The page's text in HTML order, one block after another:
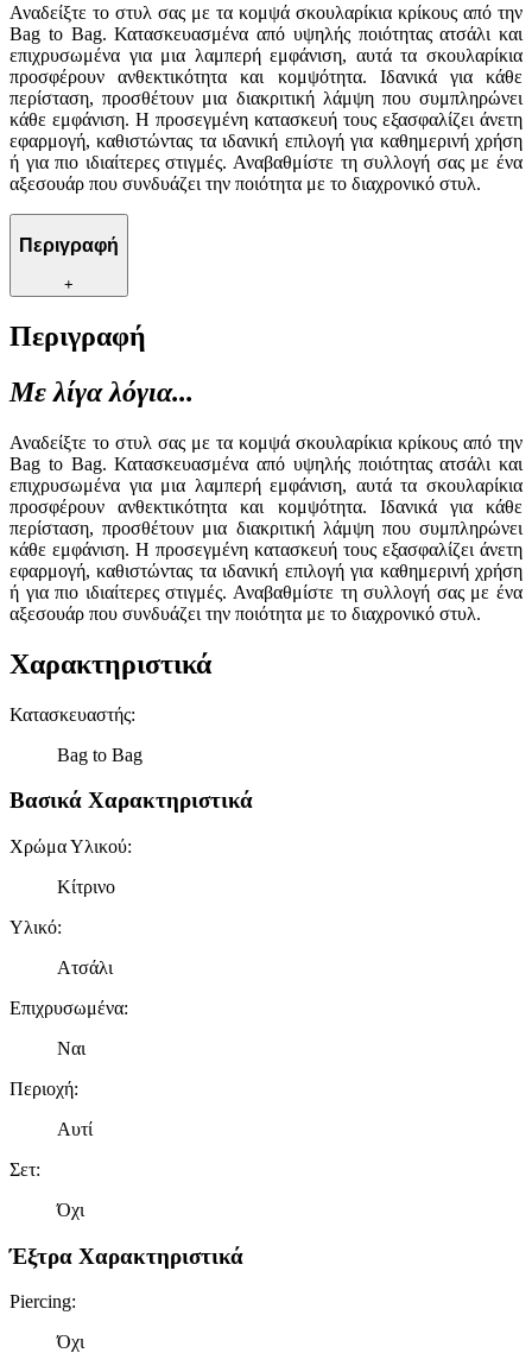
Αναδείξτε το στυλ σας με τα κομψά σκουλαρίκια κρίκους από την
Bag to Bag. Κατασκευασμένα από υψηλής ποιότητας ατσάλι και
επιχρυσωμένα για μια λαμπερή εμφάνιση, αυτά τα σκουλαρίκια
προσφέρουν ανθεκτικότητα και κομψότητα. Ιδανικά για κάθε
περίσταση, προσθέτουν μια διακριτική λάμψη που συμπληρώνει
κάθε εμφάνιση. Η προσεγμένη κατασκευή τους εξασφαλίζει άνετη
εφαρμογή, καθιστώντας τα ιδανική επιλογή για καθημερινή χρήση
ή για πιο ιδιαίτερες στιγμές. Αναβαθμίστε τη συλλογή σας με ένα
αξεσουάρ που συνδυάζει την ποιότητα με το διαχρονικό στυλ.
Περιγραφή
+
Περιγραφή
Με λίγα λόγια...
Αναδείξτε το στυλ σας με τα κομψά σκουλαρίκια κρίκους από την
Bag to Bag. Κατασκευασμένα από υψηλής ποιότητας ατσάλι και
επιχρυσωμένα για μια λαμπερή εμφάνιση, αυτά τα σκουλαρίκια
προσφέρουν ανθεκτικότητα και κομψότητα. Ιδανικά για κάθε
περίσταση, προσθέτουν μια διακριτική λάμψη που συμπληρώνει
κάθε εμφάνιση. Η προσεγμένη κατασκευή τους εξασφαλίζει άνετη
εφαρμογή, καθιστώντας τα ιδανική επιλογή για καθημερινή χρήση
ή για πιο ιδιαίτερες στιγμές. Αναβαθμίστε τη συλλογή σας με ένα
αξεσουάρ που συνδυάζει την ποιότητα με το διαχρονικό στυλ.
Χαρακτηριστικά
Κατασκευαστής:
Bag to Bag
Βασικά Χαρακτηριστικά
Χρώμα Υλικού:
Κίτρινο
Υλικό:
Ατσάλι
Επιχρυσωμένα:
Ναι
Περιοχή:
Αυτί
Σετ:
Όχι
Έξτρα Χαρακτηριστικά
Piercing:
Όχι